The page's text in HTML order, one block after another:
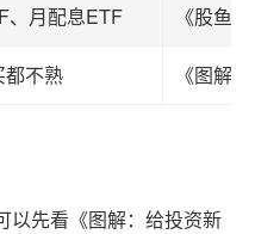
、月配息ETF 《股鱼
都不熟 《图解
以先看《图解：给投资新